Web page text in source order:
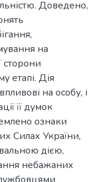
Доведено,
на
сторони
етапі. Дія
на особу, і
її думок
ознаки
Силах України,
дією,
небажаних